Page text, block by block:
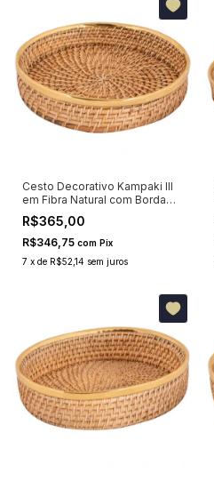
Cesto Decorativo Kampaki III
em Fibra Natural com Borda
Dourada 25x25cm
R$365,00
R$346,75 com Pix
7 x de R$52,14 sem juros